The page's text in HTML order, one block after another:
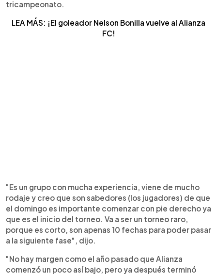
tricampeonato.
LEA MÁS: ¡El goleador Nelson Bonilla vuelve al Alianza
FC!
"Es un grupo con mucha experiencia, viene de mucho
rodaje y creo que son sabedores (los jugadores) de que
el domingo es importante comenzar con pie derecho ya
que es el inicio del torneo. Va a ser un torneo raro,
porque es corto, son apenas 10 fechas para poder pasar
a la siguiente fase", dijo.
"No hay margen como el año pasado que Alianza
comenzó un poco así bajo, pero ya después terminó